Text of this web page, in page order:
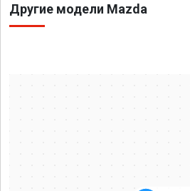
Другие модели Mazda